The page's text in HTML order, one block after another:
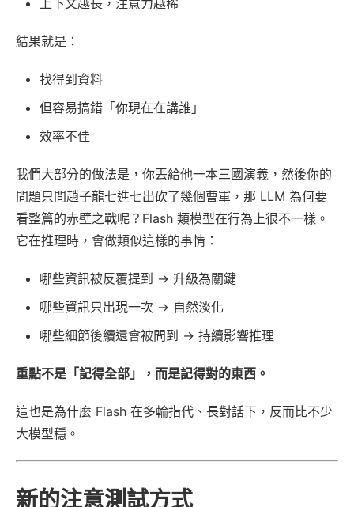
結果就是：
找得到資料
但容易搞錯「你現在在講誰」
效率不佳
我們大部分的做法是，你丟給他一本三國演義，然後你的
問題只問趙子龍七進七出砍了幾個曹軍，那 LLM 為何要
看整篇的赤壁之戰呢？Flash 類模型在行為上很不一樣。
它在推理時，會做類似這樣的事情：
哪些資訊被反覆提到 → 升級為關鍵
哪些資訊只出現一次 → 自然淡化
哪些細節後續還會被問到 → 持續影響推理
重點不是「記得全部」，而是記得對的東西。
這也是為什麼 Flash 在多輪指代、長對話下，反而比不少
大模型穩。
新的注意測試方式